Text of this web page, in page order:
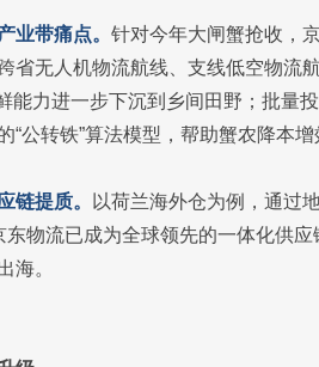
业带痛点。 针对今年大闸蟹抢收，
省无人机物流航线、支线低空物流
能力进一步下沉到乡间田野；批量
公转铁”算法模型，帮助蟹农降本增
链提质。
以荷兰海外仓为例，通过
物流已成为全球领先的一体化供应
海。